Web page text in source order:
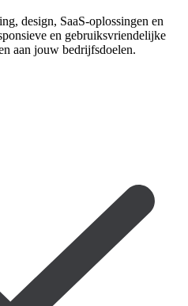
design, SaaS-oplossingen en
en gebruiksvriendelijke
aan jouw bedrijfsdoelen.